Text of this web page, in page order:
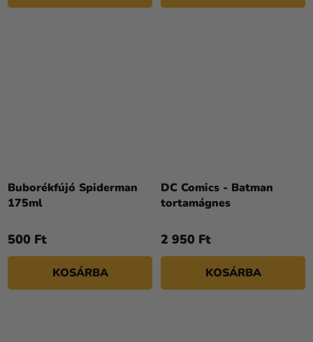
Buborékfújó Spiderman
175ml
500 Ft
KOSÁRBA
DC Comics - Batman
tortamágnes
2 950 Ft
KOSÁRBA